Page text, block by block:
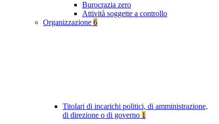
Burocrazia zero
Attività soggette a controllo
Organizzazione 6
Titolari di incarichi politici, di amministrazione,
di direzione o di governo 1